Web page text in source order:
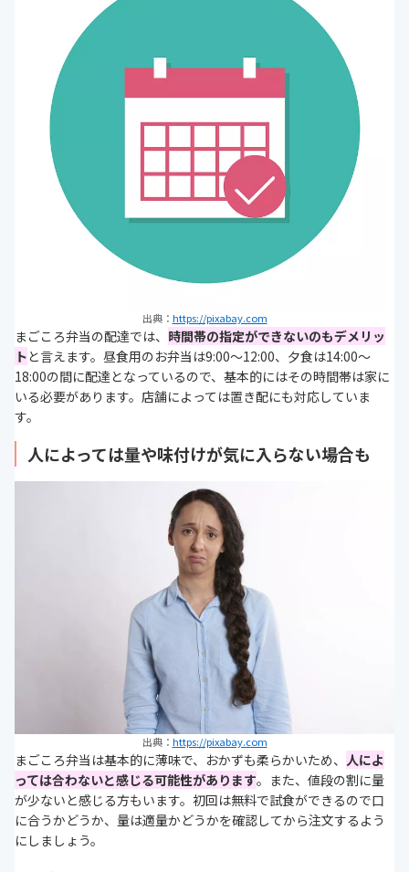
出典： https://pixabay.com
まごころ弁当の配達では、 時間帯の指定ができないのもデメリッ
トと言えます。昼食用のお弁当は9:00～12:00、夕食は14:00～
18:00の間に配達となっているので、基本的にはその時間帯は家に
いる必要があります。店舗によっては置き配にも対応していま
す。
人によっては量や味付けが気に入らない場合も
出典： https://pixabay.com
まごころ弁当は基本的に薄味で、おかずも柔らかいため、 人によ
っては合わないと感じる可能性があります。また、値段の割に量
が少ないと感じる方もいます。初回は無料で試食ができるので口
に合うかどうか、量は適量かどうかを確認してから注文するよう
にしましょう。